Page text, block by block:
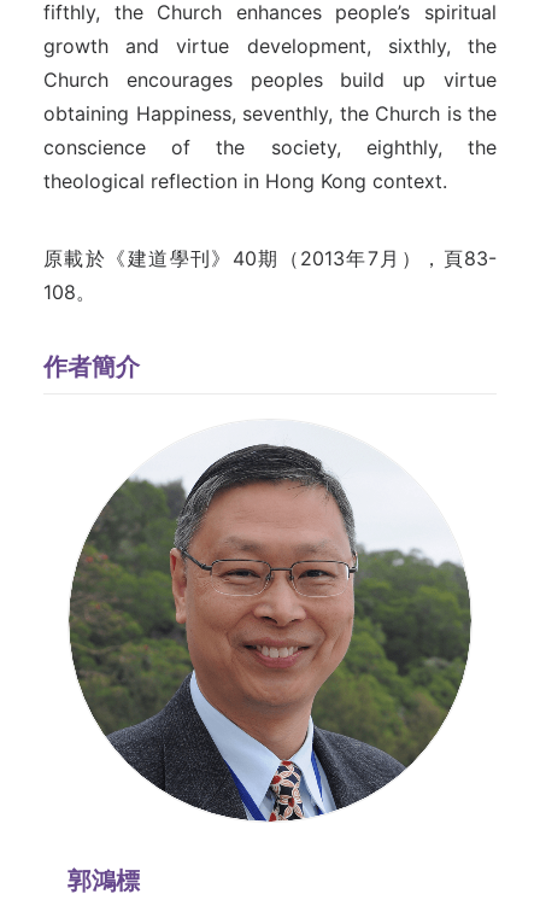
fifthly, the Church enhances people’s spiritual
growth and virtue development, sixthly, the
Church encourages peoples build up virtue
obtaining Happiness, seventhly, the Church is the
conscience of the society, eighthly, the
theological reflection in Hong Kong context.
原載於《建道學刊》40期（2013年7月），頁83-
108。
作者簡介
郭鴻標